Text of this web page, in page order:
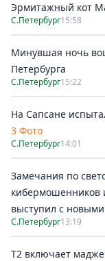
Эрмитажный кот
С.Петербург15:58
Минувшая ночь
Петербурга
С.Петербург15:22
На Сапсане
3 Фото
С.Петербург14:01
Замечания по
кибермошенников
выступил с
С.Петербург13:19
Т2 включает